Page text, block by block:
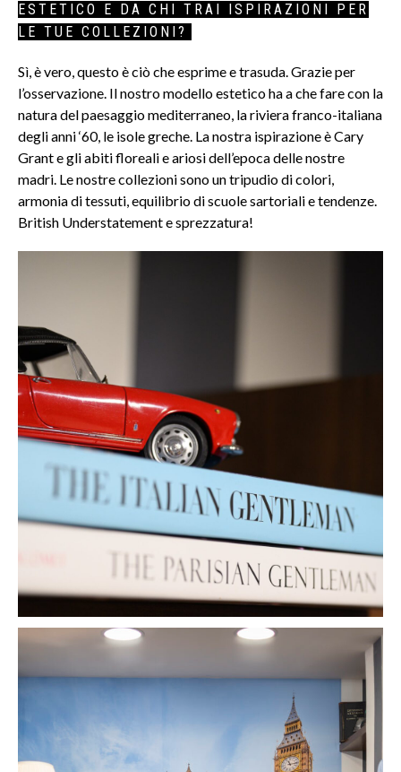
ESTETICO E DA CHI TRAI ISPIRAZIONI PER
LE TUE COLLEZIONI?
Sì, è vero, questo è ciò che esprime e trasuda. Grazie per
l’osservazione. Il nostro modello estetico ha a che fare con la
natura del paesaggio mediterraneo, la riviera franco-italiana
degli anni ‘60, le isole greche. La nostra ispirazione è Cary
Grant e gli abiti floreali e ariosi dell’epoca delle nostre
madri. Le nostre collezioni sono un tripudio di colori,
armonia di tessuti, equilibrio di scuole sartoriali e tendenze.
British Understatement e sprezzatura!